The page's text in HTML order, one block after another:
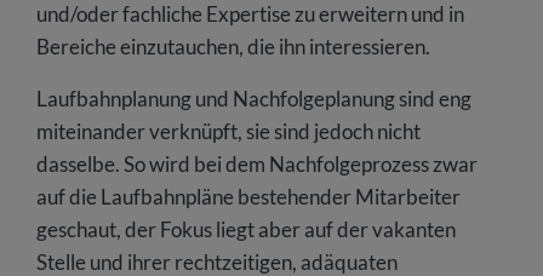
und/oder fachliche Expertise zu erweitern und in
Bereiche einzutauchen, die ihn interessieren.
Laufbahnplanung und Nachfolgeplanung sind eng
miteinander verknüpft, sie sind jedoch nicht
dasselbe. So wird bei dem Nachfolgeprozess zwar
auf die Laufbahnpläne bestehender Mitarbeiter
geschaut, der Fokus liegt aber auf der vakanten
Stelle und ihrer rechtzeitigen, adäquaten